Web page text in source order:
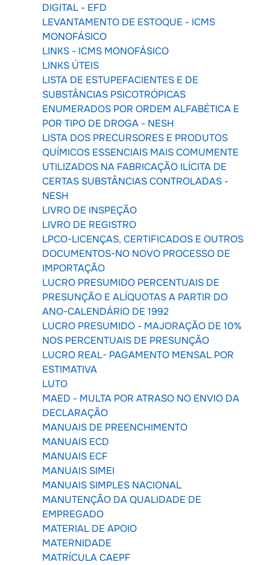
DIGITAL - EFD
LEVANTAMENTO DE ESTOQUE - ICMS
MONOFÁSICO
LINKS - ICMS MONOFÁSICO
LINKS ÚTEIS
LISTA DE ESTUPEFACIENTES E DE
SUBSTÂNCIAS PSICOTRÓPICAS
ENUMERADOS POR ORDEM ALFABÉTICA E
POR TIPO DE DROGA - NESH
LISTA DOS PRECURSORES E PRODUTOS
QUÍMICOS ESSENCIAIS MAIS COMUMENTE
UTILIZADOS NA FABRICAÇÃO ILÍCITA DE
CERTAS SUBSTÂNCIAS CONTROLADAS -
NESH
LIVRO DE INSPEÇÃO
LIVRO DE REGISTRO
LPCO-LICENÇAS, CERTIFICADOS E OUTROS
DOCUMENTOS-NO NOVO PROCESSO DE
IMPORTAÇÃO
LUCRO PRESUMIDO PERCENTUAIS DE
PRESUNÇÃO E ALÍQUOTAS A PARTIR DO
ANO-CALENDÁRIO DE 1992
LUCRO PRESUMIDO - MAJORAÇÃO DE 10%
NOS PERCENTUAIS DE PRESUNÇÃO
LUCRO REAL- PAGAMENTO MENSAL POR
ESTIMATIVA
LUTO
MAED - MULTA POR ATRASO NO ENVIO DA
DECLARAÇÃO
MANUAIS DE PREENCHIMENTO
MANUAIS ECD
MANUAIS ECF
MANUAIS SIMEI
MANUAIS SIMPLES NACIONAL
MANUTENÇÃO DA QUALIDADE DE
EMPREGADO
MATERIAL DE APOIO
MATERNIDADE
MATRÍCULA CAEPF